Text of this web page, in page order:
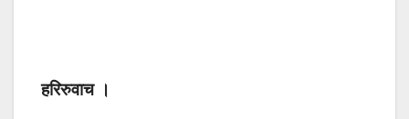
हरिरुवाच ।